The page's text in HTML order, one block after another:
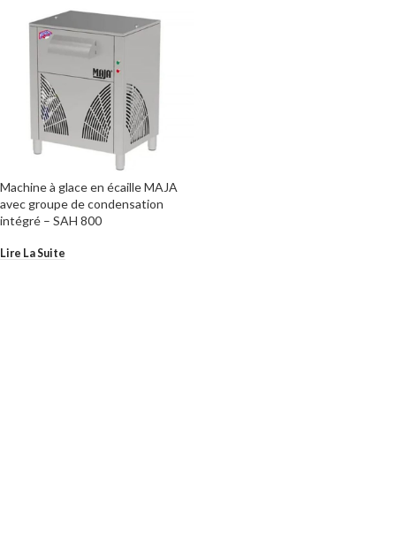
Machine à glace en écaille MAJA
avec groupe de condensation
intégré – SAH 800
Lire La Suite